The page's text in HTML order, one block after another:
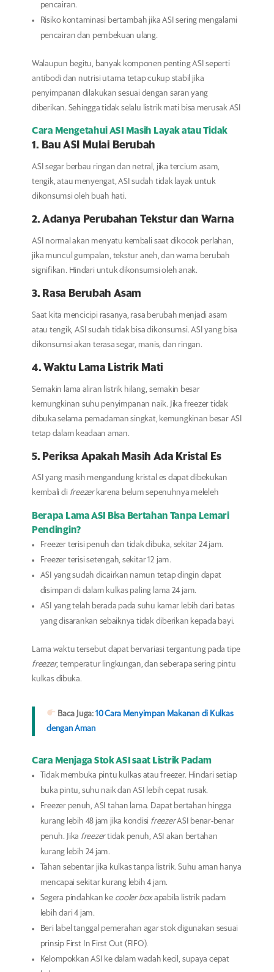
pencairan.
Risiko kontaminasi bertambah jika ASI sering mengalami
pencairan dan pembekuan ulang.
Walaupun begitu, banyak komponen penting ASI seperti
antibodi dan nutrisi utama tetap cukup stabil jika
penyimpanan dilakukan sesuai dengan saran yang
diberikan. Sehingga tidak selalu listrik mati bisa merusak ASI
Cara Mengetahui ASI Masih Layak atau Tidak
1. Bau ASI Mulai Berubah
ASI segar berbau ringan dan netral, jika tercium asam,
tengik, atau menyengat, ASI sudah tidak layak untuk
dikonsumsi oleh buah hati.
2. Adanya Perubahan Tekstur dan Warna
ASI normal akan menyatu kembali saat dikocok perlahan,
jika muncul gumpalan, tekstur aneh, dan warna berubah
signifikan. Hindari untuk dikonsumsi oleh anak.
3. Rasa Berubah Asam
Saat kita mencicipi rasanya, rasa berubah menjadi asam
atau tengik, ASI sudah tidak bisa dikonsumsi. ASI yang bisa
dikonsumsi akan terasa segar, manis, dan ringan.
4. Waktu Lama Listrik Mati
Semakin lama aliran listrik hilang, semakin besar
kemungkinan suhu penyimpanan naik. Jika freezer tidak
dibuka selama pemadaman singkat, kemungkinan besar ASI
tetap dalam keadaan aman.
5. Periksa Apakah Masih Ada Kristal Es
ASI yang masih mengandung kristal es dapat dibekukan
kembali di freezerkarena belum sepenuhnya meleleh
Berapa Lama ASI Bisa Bertahan Tanpa Lemari
Pendingin?
Freezer terisi penuh dan tidak dibuka, sekitar 24 jam.
Freezer terisi setengah, sekitar 12 jam.
ASI yang sudah dicairkan namun tetap dingin dapat
disimpan di dalam kulkas paling lama 24 jam.
ASI yang telah berada pada suhu kamar lebih dari batas
yang disarankan sebaiknya tidak diberikan kepada bayi.
Lama waktu tersebut dapat bervariasi tergantung pada tipe
freezer, temperatur lingkungan, dan seberapa sering pintu
kulkas dibuka.
Baca Juga: 10 Cara Menyimpan Makanan di Kulkas
dengan Aman
Cara Menjaga Stok ASI saat Listrik Padam
Tidak membuka pintu kulkas atau freezer. Hindari setiap
buka pintu, suhu naik dan ASI lebih cepat rusak.
Freezer penuh, ASI tahan lama. Dapat bertahan hingga
kurang lebih 48 jam jika kondisi freezerASI benar-benar
penuh. Jika freezertidak penuh, ASI akan bertahan
kurang lebih 24 jam.
Tahan sebentar jika kulkas tanpa listrik. Suhu aman hanya
mencapai sekitar kurang lebih 4 jam.
Segera pindahkan ke cooler boxapabila listrik padam
lebih dari 4 jam.
Beri label tanggal pemerahan agar stok digunakan sesuai
prinsip First In First Out (FIFO).
Kelompokkan ASI ke dalam wadah kecil, supaya cepat